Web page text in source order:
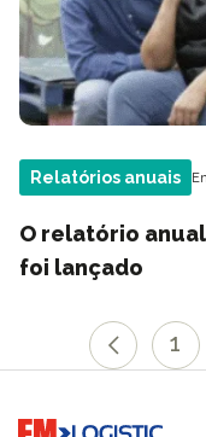
Relatórios anuais
O relatório
foi lançado
1
Go to home page